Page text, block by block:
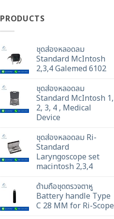
PRODUCTS
ชุดส่องหลอดลม
Standard McIntosh
2,3,4 Galemed 6102
ชุดส่องหลอดลม
Standard McIntosh 1,
2, 3, 4 , Medical
Device
ชุดส่องหลอดลม Ri-
Standard
Laryngoscope set
macintosh 2,3,4
ด้ามถือชุดตรวจตาหู
Battery handle Type
C 28 MM for Ri-Scope